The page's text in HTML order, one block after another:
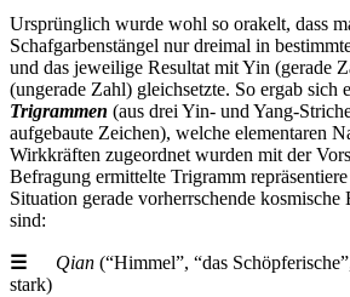
Ursprünglich wurde wohl so orakelt, dass
Schafgarbenstängel nur dreimal in
und das jeweilige Resultat mit Yin (gerade
(ungerade Zahl) gleichsetzte. So ergab sich
Trigrammen (aus drei Yin- und Yang-
aufgebaute Zeichen), welche elementaren
Wirkkräften zugeordnet wurden mit der
Befragung ermittelte Trigramm
Situation gerade vorherrschende kosmische
sind:
☰ Qian (“Himmel”, “das
stark)